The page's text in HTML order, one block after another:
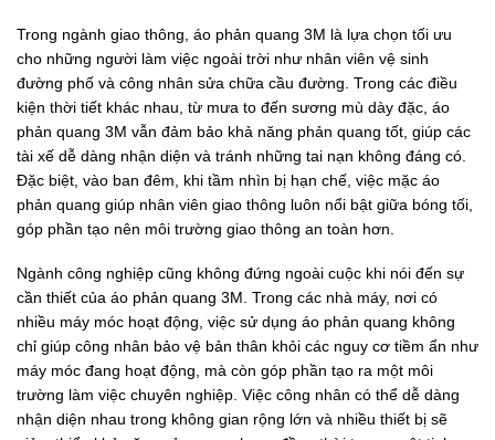
Trong ngành giao thông, áo phản quang 3M là lựa chọn tối ưu
cho những người làm việc ngoài trời như nhân viên vệ sinh
đường phố và công nhân sửa chữa cầu đường. Trong các điều
kiện thời tiết khác nhau, từ mưa to đến sương mù dày đặc, áo
phản quang 3M vẫn đảm bảo khả năng phản quang tốt, giúp các
tài xế dễ dàng nhận diện và tránh những tai nạn không đáng có.
Đặc biệt, vào ban đêm, khi tầm nhìn bị hạn chế, việc mặc áo
phản quang giúp nhân viên giao thông luôn nổi bật giữa bóng tối,
góp phần tạo nên môi trường giao thông an toàn hơn.
Ngành công nghiệp cũng không đứng ngoài cuộc khi nói đến sự
cần thiết của áo phản quang 3M. Trong các nhà máy, nơi có
nhiều máy móc hoạt động, việc sử dụng áo phản quang không
chỉ giúp công nhân bảo vệ bản thân khỏi các nguy cơ tiềm ẩn như
máy móc đang hoạt động, mà còn góp phần tạo ra một môi
trường làm việc chuyên nghiệp. Việc công nhân có thể dễ dàng
nhận diện nhau trong không gian rộng lớn và nhiều thiết bị sẽ